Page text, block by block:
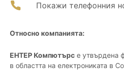
Покажи телефонния
Относно компанията:
ЕНТЕР Компютърс е утвърдена
в областта на електрониката в